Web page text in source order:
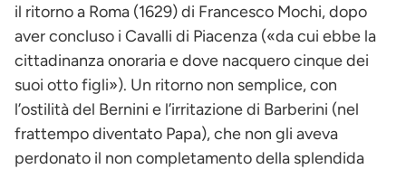
il ritorno a Roma (1629) di Francesco Mochi, dopo
aver concluso i Cavalli di Piacenza («da cui ebbe la
cittadinanza onoraria e dove nacquero cinque dei
suoi otto figli»). Un ritorno non semplice, con
l’ostilità del Bernini e l’irritazione di Barberini (nel
frattempo diventato Papa), che non gli aveva
perdonato il non completamento della splendida